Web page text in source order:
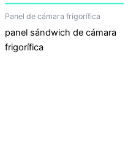
Panel de cámara frigorífica
panel sándwich de cámara
frigorífica